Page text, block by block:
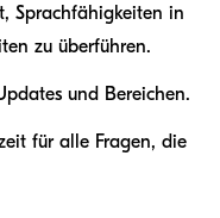
Sprachfähigkeiten in
zu überführen.
und Bereichen.
für alle Fragen, die